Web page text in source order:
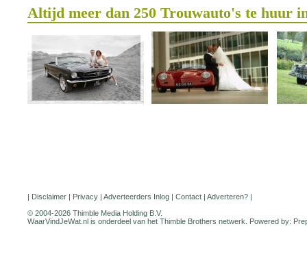
Altijd meer dan 250 Trouwauto's te huur
| Disclaimer | Privacy | Adverteerders Inlog | Contact | Adverteren? |
© 2004-2026 Thimble Media Holding B.V.
WaarVindJeWat.nl is onderdeel van het Thimble Brothers netwerk. Powered by: